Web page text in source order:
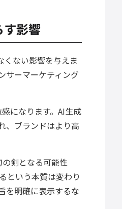
影響
くない影響を与えま
サーマーケティング
になります。AI生成
、ブランドはより高
剣となる可能性
という本質は変わり
を明確に表示するな